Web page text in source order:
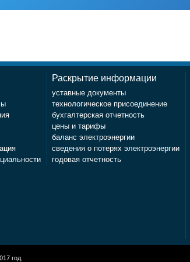
Раскрытие информации
уставные документы
технологическое присоединение
бухгалтерская отчетность
цены и тарифы
баланс электроэнергии
сведения о потерях электроэнергии
годовая отчетность
год.